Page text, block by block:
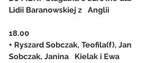
Lidii Baranowskiej z   Anglii
18.00
+ Ryszard Sobczak, Teofila(f), Jan
Sobczak, Janina   Kielak i Ewa